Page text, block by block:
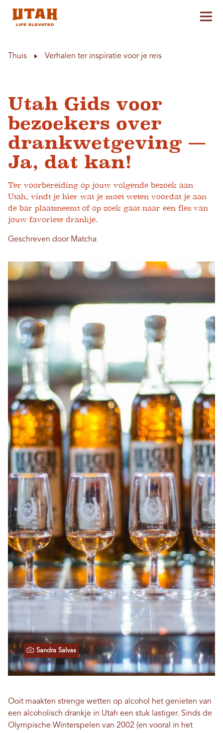
Thuis Verhalen ter inspiratie voor je reis
Utah Gids voor
bezoekers over
drankwetgeving —
Ja, dat kan!
Ter voorbereiding op jouw volgende bezoek aan
Utah, vindt je hier wat je moet weten voordat je aan
de bar plaatsneemt of op zoek gaat naar een fles van
jouw favoriete drankje.
Geschreven door Matcha
Sandra Salvas
Ooit maakten strenge wetten op alcohol het genieten van
een alcoholisch drankje in Utah een stuk lastiger. Sinds de
Olympische Winterspelen van 2002 (en vooral in het